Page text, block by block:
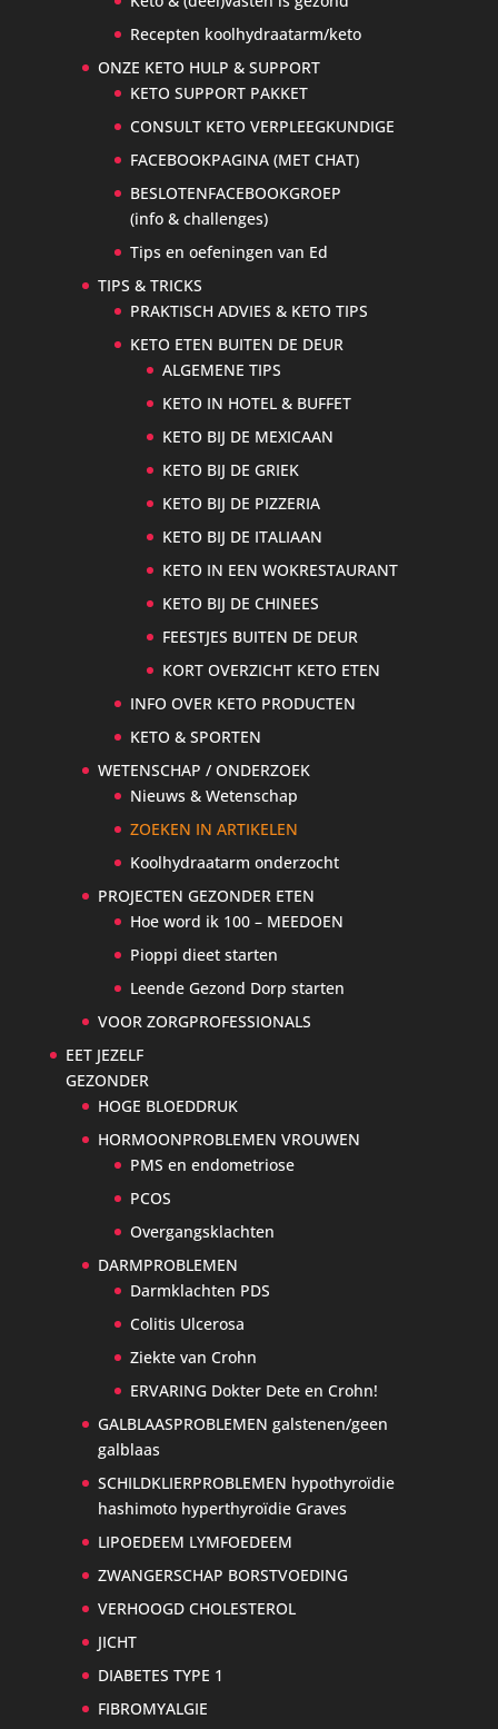
Recepten koolhydraatarm/keto
ONZE KETO HULP & SUPPORT
KETO SUPPORT PAKKET
CONSULT KETO VERPLEEGKUNDIGE
FACEBOOKPAGINA (MET CHAT)
BESLOTENFACEBOOKGROEP
(info & challenges)
Tips en oefeningen van Ed
TIPS & TRICKS
PRAKTISCH ADVIES & KETO TIPS
KETO ETEN BUITEN DE DEUR
ALGEMENE TIPS
KETO IN HOTEL & BUFFET
KETO BIJ DE MEXICAAN
KETO BIJ DE GRIEK
KETO BIJ DE PIZZERIA
KETO BIJ DE ITALIAAN
KETO IN EEN WOKRESTAURANT
KETO BIJ DE CHINEES
FEESTJES BUITEN DE DEUR
KORT OVERZICHT KETO ETEN
INFO OVER KETO PRODUCTEN
KETO & SPORTEN
WETENSCHAP / ONDERZOEK
Nieuws & Wetenschap
ZOEKEN IN ARTIKELEN
Koolhydraatarm onderzocht
PROJECTEN GEZONDER ETEN
Hoe word ik 100 – MEEDOEN
Pioppi dieet starten
Leende Gezond Dorp starten
VOOR ZORGPROFESSIONALS
EET JEZELF
GEZONDER
HOGE BLOEDDRUK
HORMOONPROBLEMEN VROUWEN
PMS en endometriose
PCOS
Overgangsklachten
DARMPROBLEMEN
Darmklachten PDS
Colitis Ulcerosa
Ziekte van Crohn
ERVARING Dokter Dete en Crohn!
GALBLAASPROBLEMEN galstenen/geen
galblaas
SCHILDKLIERPROBLEMEN hypothyroïdie
hashimoto hyperthyroïdie Graves
LIPOEDEEM LYMFOEDEEM
ZWANGERSCHAP BORSTVOEDING
VERHOOGD CHOLESTEROL
JICHT
DIABETES TYPE 1
FIBROMYALGIE